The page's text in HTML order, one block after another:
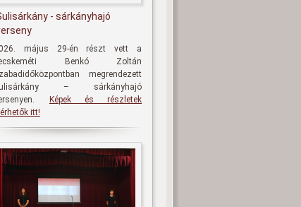
- sárkányhajó
május 29-én részt vett a
Benkó Zoltán
megrendezett
– sárkányhajó
Képek és részletek
itt!